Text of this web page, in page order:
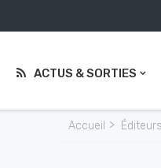
ACTUS & SORTIES
Accueil